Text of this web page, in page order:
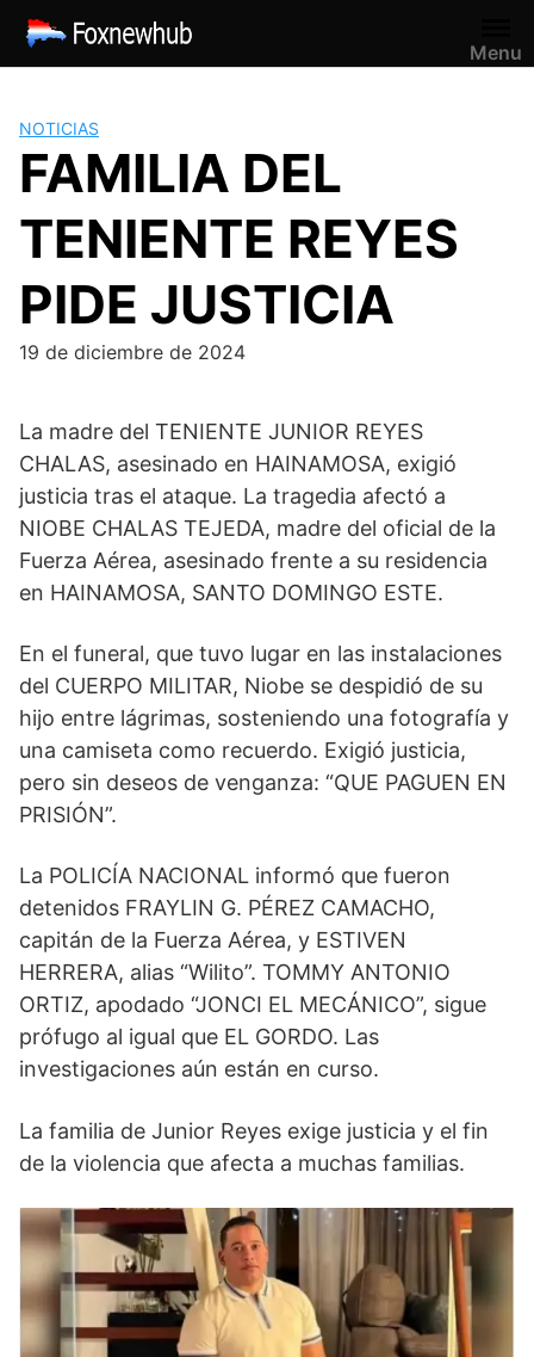
Saltar
contenido
Menu
NOTICIAS
FAMILIA DEL
TENIENTE REYES
PIDE JUSTICIA
19 de diciembre de 2024
La madre del TENIENTE JUNIOR REYES
CHALAS, asesinado en HAINAMOSA, exigió
justicia tras el ataque. La tragedia afectó a
NIOBE CHALAS TEJEDA, madre del oficial de la
Fuerza Aérea, asesinado frente a su residencia
en HAINAMOSA, SANTO DOMINGO ESTE.
En el funeral, que tuvo lugar en las instalaciones
del CUERPO MILITAR, Niobe se despidió de su
hijo entre lágrimas, sosteniendo una fotografía y
una camiseta como recuerdo. Exigió justicia,
pero sin deseos de venganza: “QUE PAGUEN EN
PRISIÓN”.
La POLICÍA NACIONAL informó que fueron
detenidos FRAYLIN G. PÉREZ CAMACHO,
capitán de la Fuerza Aérea, y ESTIVEN
HERRERA, alias “Wilito”. TOMMY ANTONIO
ORTIZ, apodado “JONCI EL MECÁNICO”, ​​sigue
prófugo al igual que EL GORDO. Las
investigaciones aún están en curso.
La familia de Junior Reyes exige justicia y el fin
de la violencia que afecta a muchas familias.